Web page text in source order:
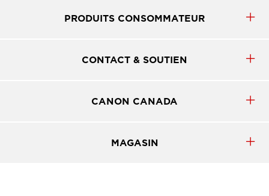
PRODUITS CONSOMMATEUR
CONTACT & SOUTIEN
CANON CANADA
MAGASIN